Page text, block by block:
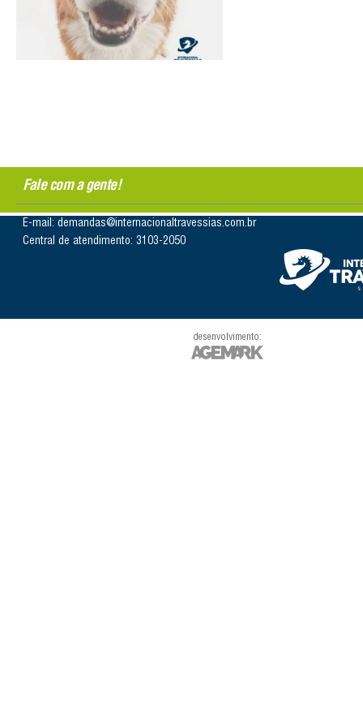
Fale com a gente!
E-mail: demandas@internacionaltravessias.com.br
Central de atendimento: 3103-2050
desenvolvimento: